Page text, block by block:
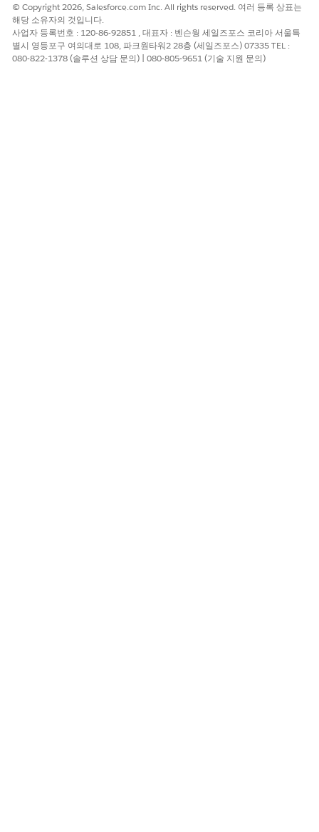
© Copyright 2026, Salesforce.com Inc. All rights reserved. 여러 등록 상표는
해당 소유자의 것입니다.
사업자 등록번호 : 120-86-92851 , 대표자 : 벤슨웡 세일즈포스 코리아 서울특
별시 영등포구 여의대로 108, 파크원타워2 28층 (세일즈포스) 07335 TEL :
080-822-1378 (솔루션 상담 문의) | 080-805-9651 (기술 지원 문의)